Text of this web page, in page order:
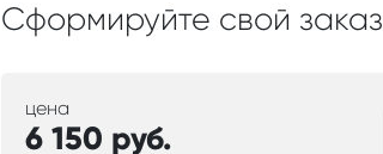
Сформируйте свой заказ
цена
6 150 руб.